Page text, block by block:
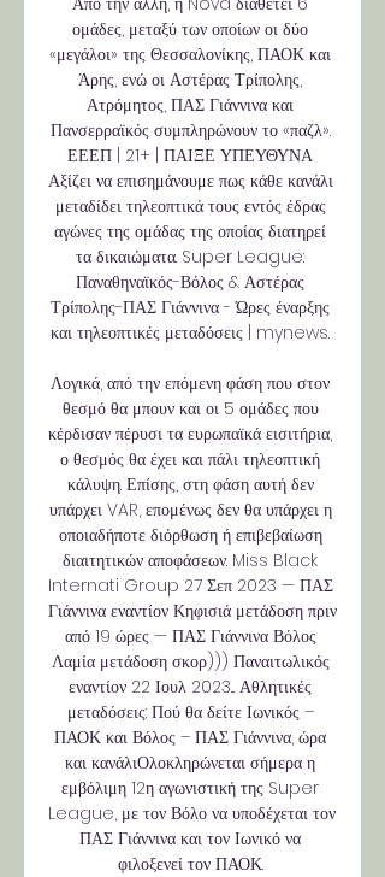
ομάδες, μεταξύ των οποίων οι δύο
«μεγάλοι» της Θεσσαλονίκης, ΠΑΟΚ και
Άρης, ενώ οι Αστέρας Τρίπολης,
Ατρόμητος, ΠΑΣ Γιάννινα και
Πανσερραϊκός συμπληρώνουν το «παζλ».
ΕΕΕΠ | 21+ | ΠΑΙΞΕ ΥΠΕΥΘΥΝΑ
Αξίζει να επισημάνουμε πως κάθε κανάλι
μεταδίδει τηλεοπτικά τους εντός έδρας
αγώνες της ομάδας της οποίας διατηρεί
τα δικαιώματα. Super League:
Παναθηναϊκός-Βόλος & Αστέρας
Τρίπολης-ΠΑΣ Γιάννινα - Ώρες έναρξης
και τηλεοπτικές μεταδόσεις | mynews.
Λογικά, από την επόμενη φάση που στον
θεσμό θα μπουν και οι 5 ομάδες που
κέρδισαν πέρυσι τα ευρωπαϊκά εισιτήρια,
ο θεσμός θα έχει και πάλι τηλεοπτική
κάλυψη. Επίσης, στη φάση αυτή δεν
υπάρχει VAR, επομένως δεν θα υπάρχει η
οποιαδήποτε διόρθωση ή επιβεβαίωση
διαιτητικών αποφάσεων. Miss Black
Internati Group 27 Σεπ 2023 — ΠΑΣ
Γιάννινα εναντίον Κηφισιά μετάδοση πριν
από 19 ώρες — ΠΑΣ Γιάννινα Βόλος
Λαμία μετάδοση σκορ))) Παναιτωλικός
εναντίον 22 Ιουλ 2023... Αθλητικές
μεταδόσεις: Πού θα δείτε Ιωνικός –
ΠΑΟΚ και Βόλος – ΠΑΣ Γιάννινα, ώρα
και κανάλιΟλοκληρώνεται σήμερα η
εμβόλιμη 12η αγωνιστική της Super
League, με τον Βόλο να υποδέχεται τον
ΠΑΣ Γιάννινα και τον Ιωνικό να
φιλοξενεί τον ΠΑΟΚ.